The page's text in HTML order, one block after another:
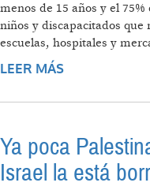
menos de 15 años y el
niños y discapacitados
escuelas, hospitales y
LEER MÁS
FRONTERAS
Ya poca
Israel la está